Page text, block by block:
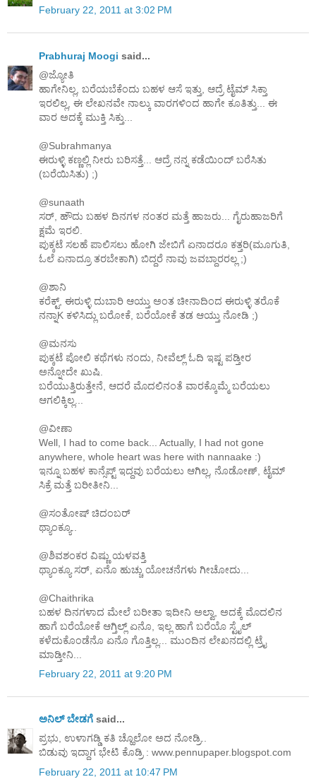
February 22, 2011 at 3:02 PM
Prabhuraj Moogi said...
@ಜ್ಯೋತಿ
ಹಾಗೇನಿಲ್ಲ, ಬರೆಯಬೆಕೆಂದು ಬಹಳ ಆಸೆ ಇತ್ತು, ಆದ್ರೆ ಟೈಮ್ ಸಿಕ್ತಾ
ಇರಲಿಲ್ಲ, ಈ ಲೇಖನವೇ ನಾಲ್ಕು ವಾರಗಳಿಂದ ಹಾಗೇ ಕೂತಿತ್ತು... ಈ
ವಾರ ಅದಕ್ಕೆ ಮುಕ್ತಿ ಸಿಕ್ತು...
@Subrahmanya
ಈರುಳ್ಳಿ ಕಣ್ಣಲ್ಲಿ ನೀರು ಬರಿಸತ್ತೆ... ಆದ್ರೆ ನನ್ನ ಕಡೆಯಿಂದ್ ಬರೆಸಿತು
(ಬರೆಯಿಸಿತು) ;)
@sunaath
ಸರ್, ಹೌದು ಬಹಳ ದಿನಗಳ ನಂತರ ಮತ್ತೆ ಹಾಜರು... ಗೈರುಹಾಜರಿಗೆ
ಕ್ಷಮೆ ಇರಲಿ.
ಪುಕ್ಕಟೆ ಸಲಹೆ ಪಾಲಿಸಲು ಹೋಗಿ ಜೇಬಿಗೆ ಏನಾದರೂ ಕತ್ತರಿ(ಮೂಗುತಿ,
ಓಲೆ ಏನಾದ್ರೂ ತರಬೇಕಾಗಿ) ಬಿದ್ದರೆ ನಾವು ಜವಬ್ದಾರರಲ್ಲ ;)
@ಶಾನಿ
ಕರೆಕ್ಟ್, ಈರುಳ್ಳಿ ದುಬಾರಿ ಆಯ್ತು ಅಂತ ಚೀನಾದಿಂದ ಈರುಳ್ಳಿ ತರೊಕೆ
ನನ್ನಾK ಕಳಿಸಿದ್ಲು ಬರೋಕೆ, ಬರೆಯೋಕೆ ತಡ ಆಯ್ತು ನೋಡಿ ;)
@ಮನಸು
ಪುಕ್ಕಟೆ ಪೋಲಿ ಕಥೆಗಳು ನಂದು, ನೀವೆಲ್ಲ್ ಓದಿ ಇಷ್ಟ ಪಡ್ತೀರ
ಅನ್ನೋದೇ ಖುಷಿ.
ಬರೆಯುತ್ತಿರುತ್ತೇನೆ, ಆದರೆ ಮೊದಲಿನಂತೆ ವಾರಕ್ಕೊಮ್ಮೆ ಬರೆಯಲು
ಆಗಲಿಕ್ಕಿಲ್ಲ...
@ವೀಣಾ
Well, I had to come back... Actually, I had not gone
anywhere, whole heart was here with nannaake :)
ಇನ್ನೂ ಬಹಳ ಕಾನ್ಸೆಪ್ಟ್ ಇದ್ದವು ಬರೆಯಲು ಆಗಿಲ್ಲ, ನೊಡೋಣ್, ಟೈಮ್
ಸಿಕ್ರೆ ಮತ್ತೆ ಬರೀತೀನಿ...
@ಸಂತೋಷ್ ಚಿದಂಬರ್
ಥ್ಯಾಂಕ್ಯೂ..
@ಶಿವಶಂಕರ ವಿಷ್ಣು ಯಳವತ್ತಿ
ಥ್ಯಾಂಕ್ಯೂ ಸರ್, ಏನೊ ಹುಚ್ಚು ಯೋಚನೆಗಳು ಗೀಚೋದು...
@Chaithrika
ಬಹಳ ದಿನಗಳಾದ ಮೇಲೆ ಬರೀತಾ ಇದೀನಿ ಅಲ್ವಾ, ಅದಕ್ಕೆ ಮೊದಲಿನ
ಹಾಗೆ ಬರೆಯೋಕೆ ಆಗ್ತಿಲ್ಲ್ ಏನೊ, ಇಲ್ಲ ಹಾಗೆ ಬರೆಯೊ ಸ್ಟೈಲ್
ಕಳೆದುಕೊಂಡೆನೊ ಏನೊ ಗೊತ್ತಿಲ್ಲ... ಮುಂದಿನ ಲೇಖನದಲ್ಲಿ ಟ್ರೈ
ಮಾಡ್ತೀನಿ...
February 22, 2011 at 9:20 PM
ಅನಿಲ್ ಬೇಡಗೆ said...
ಪ್ರಭು, ಉಳಾಗಡ್ಡಿ ಕತಿ ಚ್ಹೊಲೋ ಅದ ನೋಡ್ರಿ..
ಬಿಡುವು ಇದ್ದಾಗ ಭೇಟಿ ಕೊಡ್ರಿ : www.pennupaper.blogspot.com
February 22, 2011 at 10:47 PM